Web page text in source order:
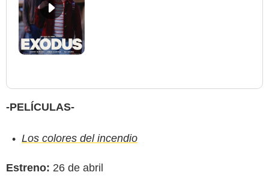
-PELÍCULAS-
Los colores del incendio
Estreno: 26 de abril